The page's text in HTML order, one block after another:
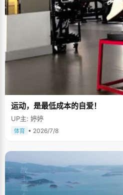
运动，是最低成本的自爱！
UP主: 婷婷
体育 • 2026/7/8